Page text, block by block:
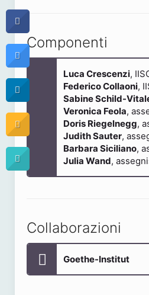
Componenti
Luca Crescenzi,
Federico Collaoni,
Sabine Schild-
Veronica Feola,
Doris Riegelnegg,
Judith Sauter,
Barbara Siciliano,
Julia Wand,
Collaborazioni
Goethe-Institut